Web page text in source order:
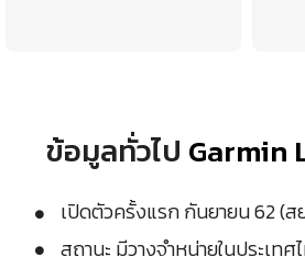
ข้อมูลทั่วไป Garmin
เปิดตัวครั้งแรก กันยายน 62 (ส
สถานะ มีวางจำหน่ายในประเทศ